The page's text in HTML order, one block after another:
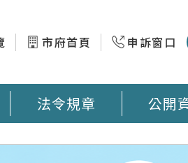
市府首頁 申訴窗口
法令規章 公開
測器地圖 臺南市公廁地圖 回